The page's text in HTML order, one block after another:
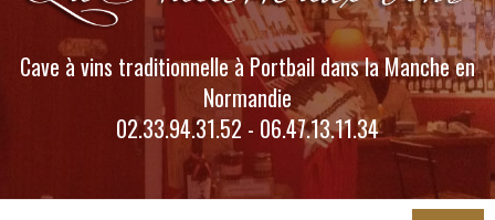
Cave à vins traditionnelle à Portbail dans la Manche en
Normandie
02.33.94.31.52 - 06.47.13.11.34